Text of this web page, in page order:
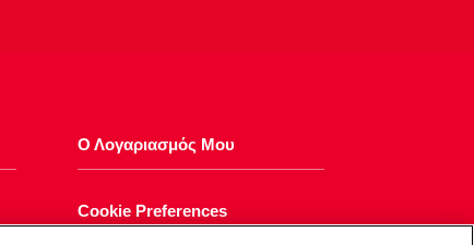
Ο Λογαριασμός Μου
Cookie Preferences